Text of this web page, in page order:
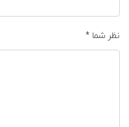
نظر شما *